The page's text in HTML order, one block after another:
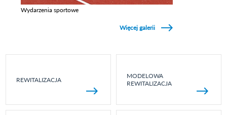
Wydarzenia sportowe
Więcej galerii
REWITALIZACJA
MODELOWA
REWITALIZACJA